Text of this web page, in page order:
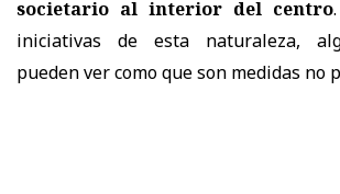
societario al interior del centro
iniciativas de esta naturaleza,
pueden ver como que son medidas no